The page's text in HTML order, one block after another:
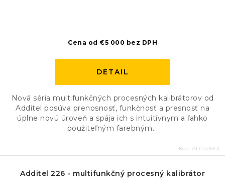
Cena od €5 000 bez DPH
DETAIL
Nová séria multifunkčných procesných kalibrátorov od
Additel posúva prenosnosť, funkčnosť a presnosť na
úplne novú úroveň a spája ich s intuitívnym a ľahko
použiteľným farebným...
Kód: ADT226EX
Additel 226 - multifunkčný procesný kalibrátor